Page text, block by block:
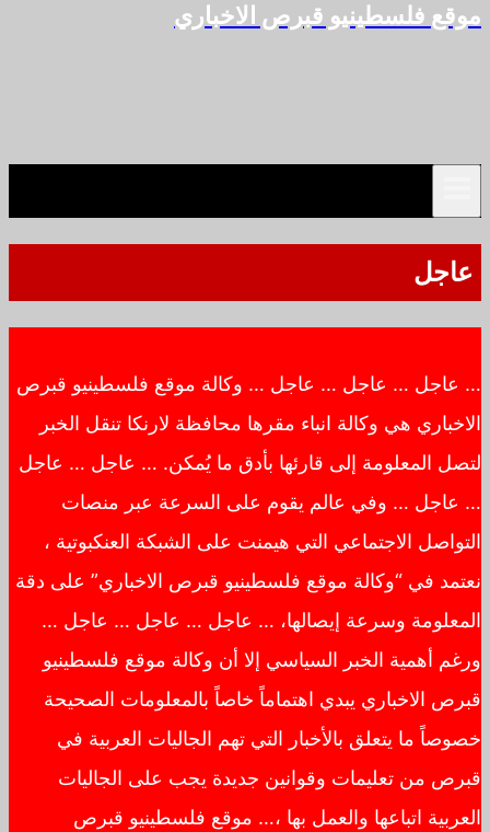
موقع فلسطينيو قبرص الاخباري
عاجل
… عاجل … عاجل … عاجل … وكالة موقع فلسطينيو قبرص
الاخباري هي وكالة انباء مقرها محافظة لارنكا تنقل الخبر
لتصل المعلومة إلى قارئها بأدق ما يُمكن. … عاجل … عاجل
… عاجل … وفي عالم يقوم على السرعة عبر منصات
التواصل الاجتماعي التي هيمنت على الشبكة العنكبوتية ،
نعتمد في “وكالة موقع فلسطينيو قبرص الاخباري” على دقة
المعلومة وسرعة إيصالها، … عاجل … عاجل … عاجل …
ورغم أهمية الخبر السياسي إلا أن وكالة موقع فلسطينيو
قبرص الاخباري يبدي اهتماماً خاصاً بالمعلومات الصحيحة
خصوصاً ما يتعلق بالأخبار التي تهم الجاليات العربية في
قبرص من تعليمات وقوانين جديدة يجب على الجاليات
العربية اتباعها والعمل بها ،… موقع فلسطينيو قبرص